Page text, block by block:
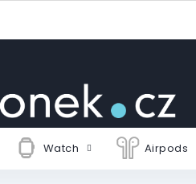
Watch Airpods